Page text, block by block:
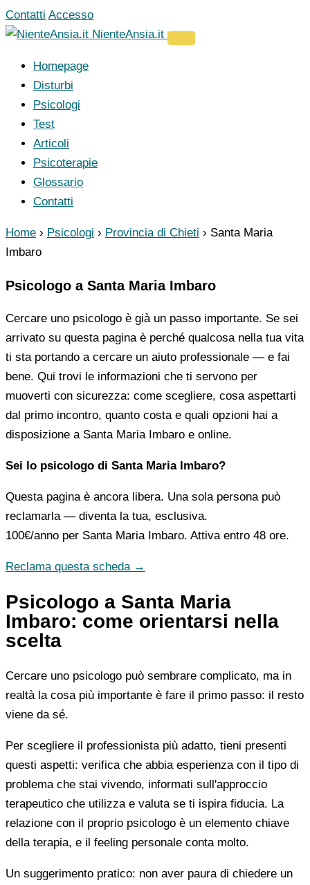
Vai
al
Contatti Accesso
NienteAnsia.it
Homepage
Disturbi
Psicologi
Test
Articoli
Psicoterapie
Glossario
Contatti
Home › Psicologi › Provincia di Chieti › Santa Maria
Imbaro
Psicologo a Santa Maria Imbaro
Cercare uno psicologo è già un passo importante. Se sei
arrivato su questa pagina è perché qualcosa nella tua vita
ti sta portando a cercare un aiuto professionale — e fai
bene. Qui trovi le informazioni che ti servono per
muoverti con sicurezza: come scegliere, cosa aspettarti
dal primo incontro, quanto costa e quali opzioni hai a
disposizione a Santa Maria Imbaro e online.
Sei lo psicologo di Santa Maria Imbaro?
Questa pagina è ancora libera. Una sola persona può
reclamarla — diventa la tua, esclusiva.
100€/anno per Santa Maria Imbaro. Attiva entro 48 ore.
Reclama questa scheda →
Psicologo a Santa Maria
Imbaro: come orientarsi nella
scelta
Cercare uno psicologo può sembrare complicato, ma in
realtà la cosa più importante è fare il primo passo: il resto
viene da sé.
Per scegliere il professionista più adatto, tieni presenti
questi aspetti: verifica che abbia esperienza con il tipo di
problema che stai vivendo, informati sull'approccio
terapeutico che utilizza e valuta se ti ispira fiducia. La
relazione con il proprio psicologo è un elemento chiave
della terapia, e il feeling personale conta molto.
Un suggerimento pratico: non aver paura di chiedere un